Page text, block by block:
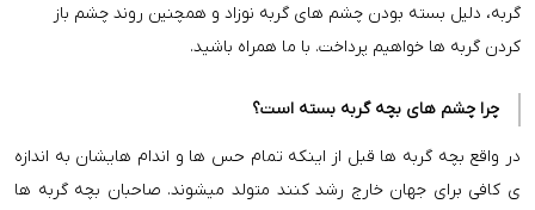
گربه، دلیل بسته بودن چشم های گربه نوزاد و همچنین روند چشم باز
کردن گربه ها خواهیم پرداخت. با ما همراه باشید.
چرا چشم های بچه گربه بسته است؟
در واقع بچه گربه ها قبل از اینکه تمام حس ها و اندام هایشان به اندازه
ی کافی برای جهان خارج رشد کنند متولد میشوند. صاحبان بچه گربه ها